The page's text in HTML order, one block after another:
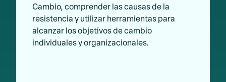
Cambio, comprender las causas de la
resistencia y utilizar herramientas para
alcanzar los objetivos de cambio
individuales y organizacionales.